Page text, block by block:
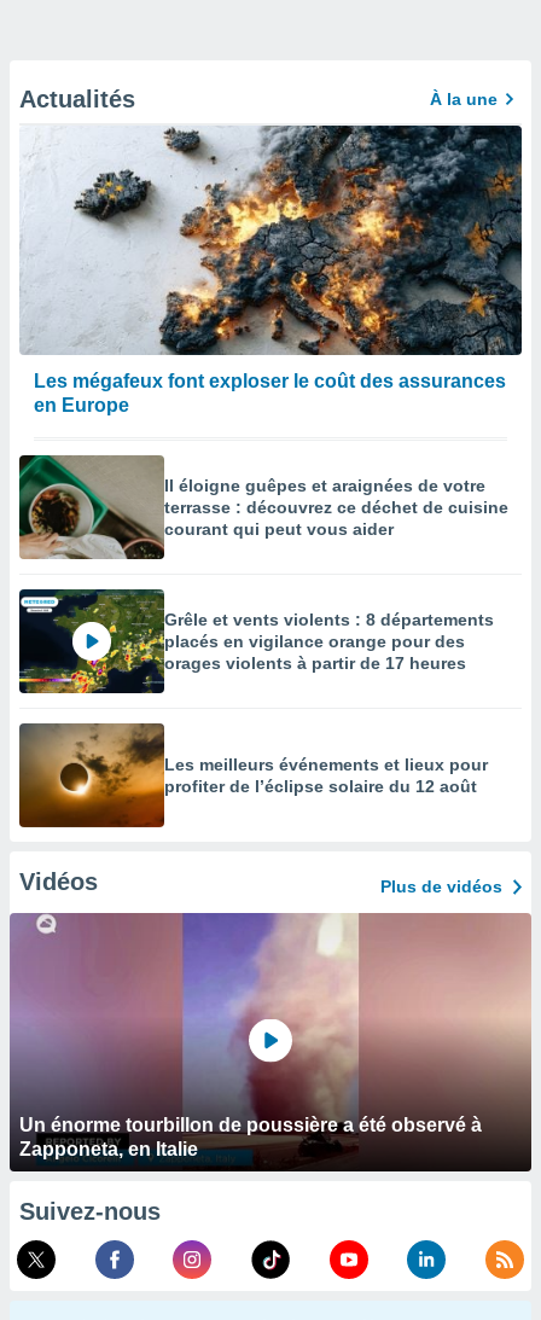
Actualités À la une
Les mégafeux font exploser le coût des assurances
en Europe
Il éloigne guêpes et araignées de votre
terrasse : découvrez ce déchet de cuisine
courant qui peut vous aider
Grêle et vents violents : 8 départements
placés en vigilance orange pour des
orages violents à partir de 17 heures
Les meilleurs événements et lieux pour
profiter de l’éclipse solaire du 12 août
Vidéos Plus de vidéos
Un énorme tourbillon de poussière a été observé à
Zapponeta, en Italie
Suivez-nous